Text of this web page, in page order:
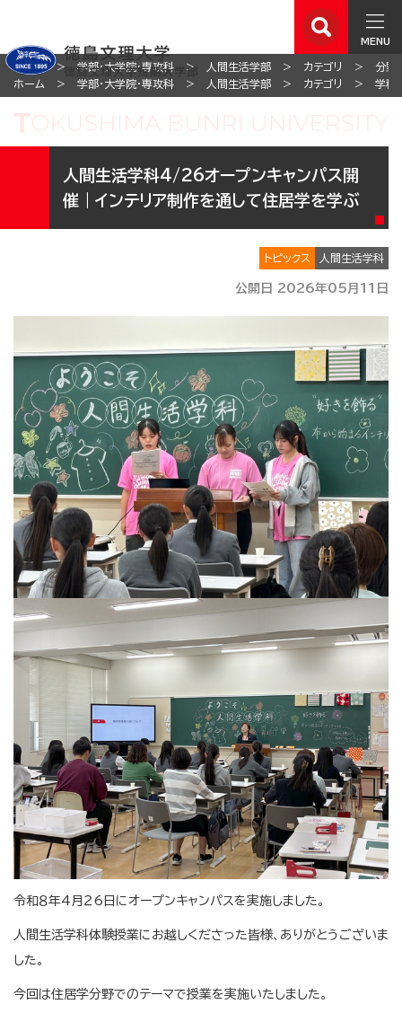
MENU
ホーム 学部・大学院・専攻科 人間生活学部 カテゴリ
分野
ホーム
学部・大学院・専攻科 人間生活学部 カテゴリ 学科
人間生活学科4/26オープンキャンパス開
催｜インテリア制作を通して住居学を学ぶ
トピックス 人間生活学科
公開日 2026年05月11日
令和８年4月２6日にオープンキャンパスを実施しました。
人間生活学科体験授業にお越しくださった皆様、ありがとうございま
した。
今回は住居学分野でのテーマで授業を実施いたしました。